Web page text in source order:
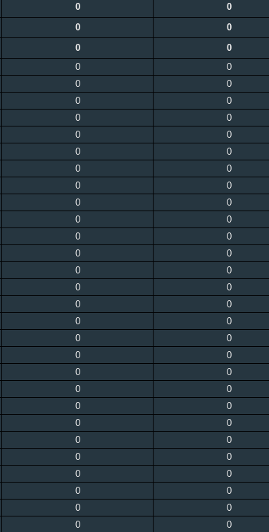
0 0
0 0
0 0
0 0
0 0
0 0
0 0
0 0
0 0
0 0
0 0
0 0
0 0
0 0
0 0
0 0
0 0
0 0
0 0
0 0
0 0
0 0
0 0
0 0
0 0
0 0
0 0
0 0
0 0
0 0
0 0